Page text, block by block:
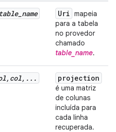
table_ name Uri mapeia
para a tabela
no provedor
chamado
table_name.
, col, . . . projection
é uma matriz
de colunas
incluída para
cada linha
recuperada.